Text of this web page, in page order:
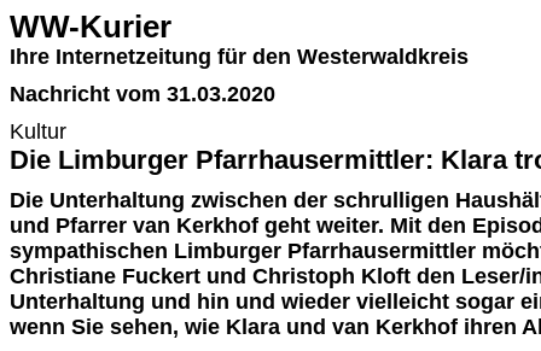
WW-Kurier
Ihre Internetzeitung für den Westerwaldkreis
Nachricht vom 31.03.2020
Kultur
Die Limburger Pfarrhausermittler: Klara
Die Unterhaltung zwischen der schrulligen
und Pfarrer van Kerkhof geht weiter. Mit den
sympathischen Limburger Pfarrhausermittler
Christiane Fuckert und Christoph Kloft den Leser/
Unterhaltung und hin und wieder vielleicht sogar
wenn Sie sehen, wie Klara und van Kerkhof ihren